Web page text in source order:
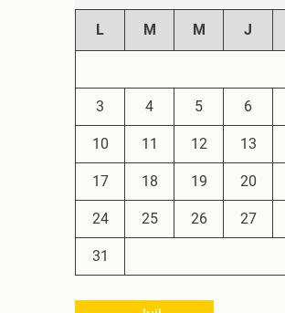
L M M J
3 4 5 6
10 11 12 13
17 18 19 20
24 25 26 27
31